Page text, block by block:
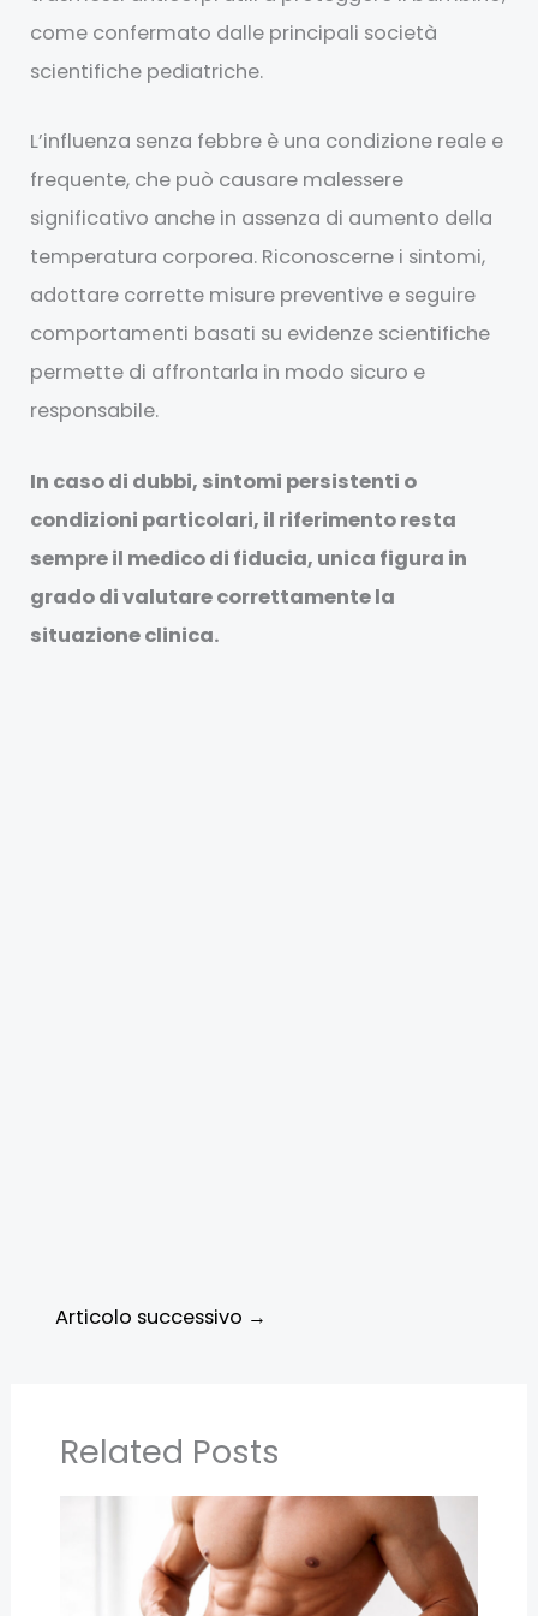
come confermato dalle principali società
scientifiche pediatriche.
L’influenza senza febbre è una condizione reale e
frequente, che può causare malessere
significativo anche in assenza di aumento della
temperatura corporea. Riconoscerne i sintomi,
adottare corrette misure preventive e seguire
comportamenti basati su evidenze scientifiche
permette di affrontarla in modo sicuro e
responsabile.
In caso di dubbi, sintomi persistenti o
condizioni particolari, il riferimento resta
sempre il medico di fiducia, unica figura in
grado di valutare correttamente la
situazione clinica.
Articolo successivo →
Related Posts